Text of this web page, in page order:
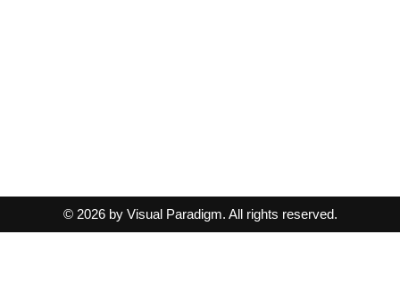
© 2026 by Visual Paradigm. All rights reserved.